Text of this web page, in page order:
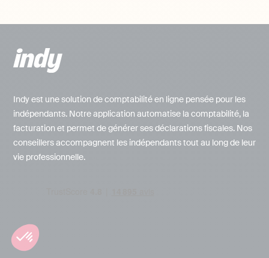
Indy est une solution de comptabilité en ligne pensée pour les
indépendants. Notre application automatise la comptabilité, la
facturation et permet de générer ses déclarations fiscales. Nos
conseillers accompagnent les indépendants tout au long de leur
vie professionnelle.